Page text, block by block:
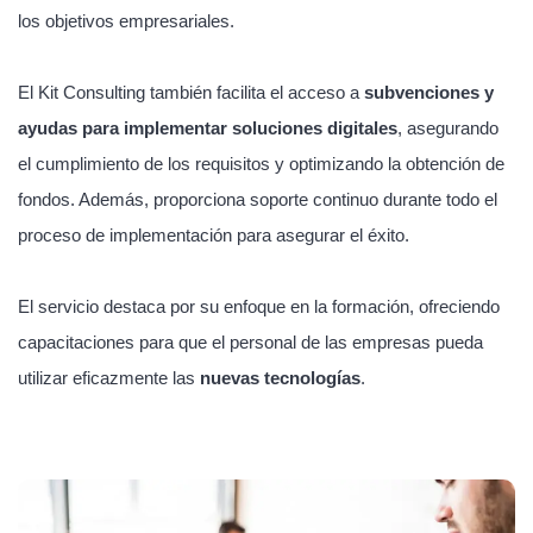
los objetivos empresariales.
El Kit Consulting también facilita el acceso a subvenciones y
ayudas para implementar soluciones digitales, asegurando
el cumplimiento de los requisitos y optimizando la obtención de
fondos. Además, proporciona soporte continuo durante todo el
proceso de implementación para asegurar el éxito.
El servicio destaca por su enfoque en la formación, ofreciendo
capacitaciones para que el personal de las empresas pueda
utilizar eficazmente las nuevas tecnologías.